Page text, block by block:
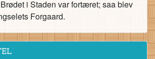
i Staden var fortæret; saa blev
Forgaard.